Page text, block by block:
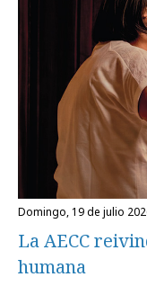
domingo, 19 de julio
La AECC
humana